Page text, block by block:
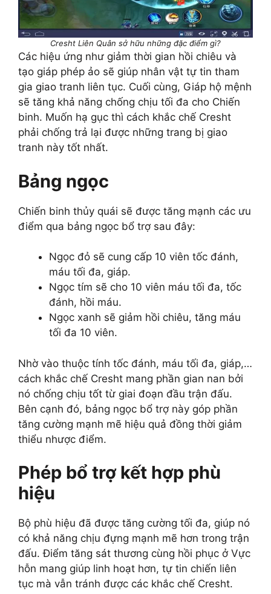
Cresht Liên Quân sở hữu những đặc điểm gì?
Các hiệu ứng như giảm thời gian hồi chiêu và
tạo giáp phép ảo sẽ giúp nhân vật tự tin tham
gia giao tranh liên tục. Cuối cùng, Giáp hộ mệnh
sẽ tăng khả năng chống chịu tối đa cho Chiến
binh. Muốn hạ gục thì cách khắc chế Cresht
phải chống trả lại được những trang bị giao
tranh này tốt nhất.
Bảng ngọc
Chiến binh thủy quái sẽ được tăng mạnh các ưu
điểm qua bảng ngọc bổ trợ sau đây:
Ngọc đỏ sẽ cung cấp 10 viên tốc đánh,
máu tối đa, giáp.
Ngọc tím sẽ cho 10 viên máu tối đa, tốc
đánh, hồi máu.
Ngọc xanh sẽ giảm hồi chiêu, tăng máu
tối đa 10 viên.
Nhờ vào thuộc tính tốc đánh, máu tối đa, giáp,…
cách khắc chế Cresht mang phần gian nan bởi
nó chống chịu tốt từ giai đoạn đầu trận đấu.
Bên cạnh đó, bảng ngọc bổ trợ này góp phần
tăng cường mạnh mẽ hiệu quả đồng thời giảm
thiểu nhược điểm.
Phép bổ trợ kết hợp phù
hiệu
Bộ phù hiệu đã được tăng cường tối đa, giúp nó
có khả năng chịu đựng mạnh mẽ hơn trong trận
đấu. Điểm tăng sát thương cùng hồi phục ở Vực
hỗn mang giúp linh hoạt hơn, tự tin chiến liên
tục mà vẫn tránh được các khắc chế Cresht.